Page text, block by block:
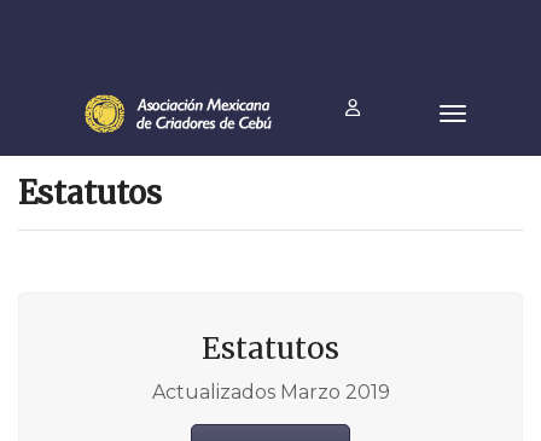
Estatutos
Estatutos
Actualizados Marzo 2019